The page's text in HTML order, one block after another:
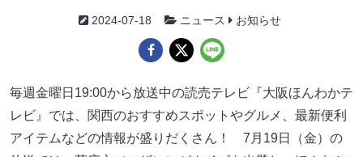
2024-07-18 ニュース お知らせ
毎週金曜日19:00から放送中の読売テレビ『大阪ほんわかテ
レビ』では、関西のおすすめスポットやグルメ、最新便利
アイテムなどの情報が盛りだくさん！ 7月19日（金）の